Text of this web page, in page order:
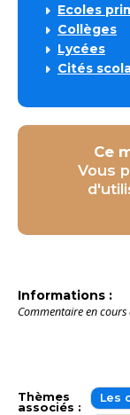
Ecoles
Collèges
Lycées
Cités
Ce
Vous
Informations :
Commentaire en
Thèmes
associés :
Les